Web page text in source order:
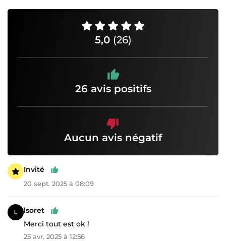
5,0 (26)
26 avis positifs
Aucun avis négatif
Invité
20 sept. 2025 à 08:09
lsoret
Merci tout est ok !
25 avr. 2025 à 12:56